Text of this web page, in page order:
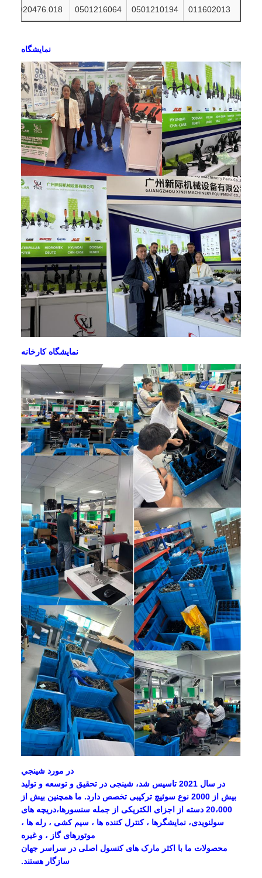
011602013
0501210194
0501216064
920476.018
نمايشگاه
نمایشگاه کارخانه
در مورد شينجي
در سال 2021 تاسیس شد، شینجی در تحقیق و توسعه و تولید
بیش از 2000 نوع سوئیچ ترکیبی تخصص دارد. ما همچنین بیش از
20،000 دسته از اجزای الکتریکی از جمله سنسورها،دریچه های
سولنویدی، نمایشگرها ، کنترل کننده ها ، سیم کشی ، رله ها ،
موتورهای گاز ، و غیره
محصولات ما با اکثر مارک های کنسول اصلی در سراسر جهان
سازگار هستند.